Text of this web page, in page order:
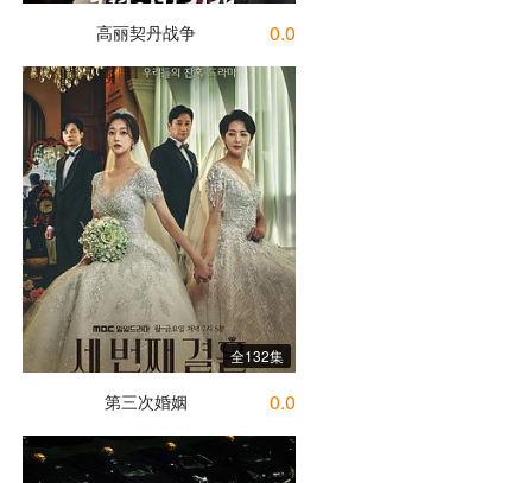
高丽契丹战争 0.0
全132集
第三次婚姻 0.0